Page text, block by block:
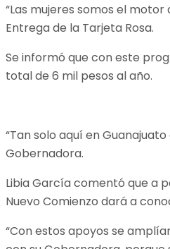
“Las mujeres somos el
Entrega de la Tarjeta Rosa.
Se informó que con este
total de 6 mil pesos al año.
“Tan solo aquí en
Gobernadora.
Libia García comentó que a
Nuevo Comienzo dará a
“Con estos apoyos se